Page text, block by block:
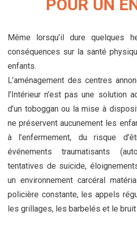
POUR UN
Même lorsqu’il dure quelques
conséquences sur la santé
enfants.
L’aménagement des centres
l’Intérieur n’est pas une solution
d’un toboggan ou la mise à
ne préservent aucunement les
à l’enfermement, du risque
événements traumatisants
tentatives de suicide,
un environnement carcéral
policière constante, les appels
les grillages, les barbelés et le